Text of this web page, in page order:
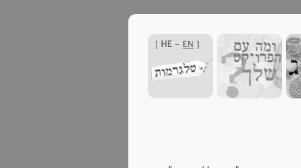
[
HE - EN
]